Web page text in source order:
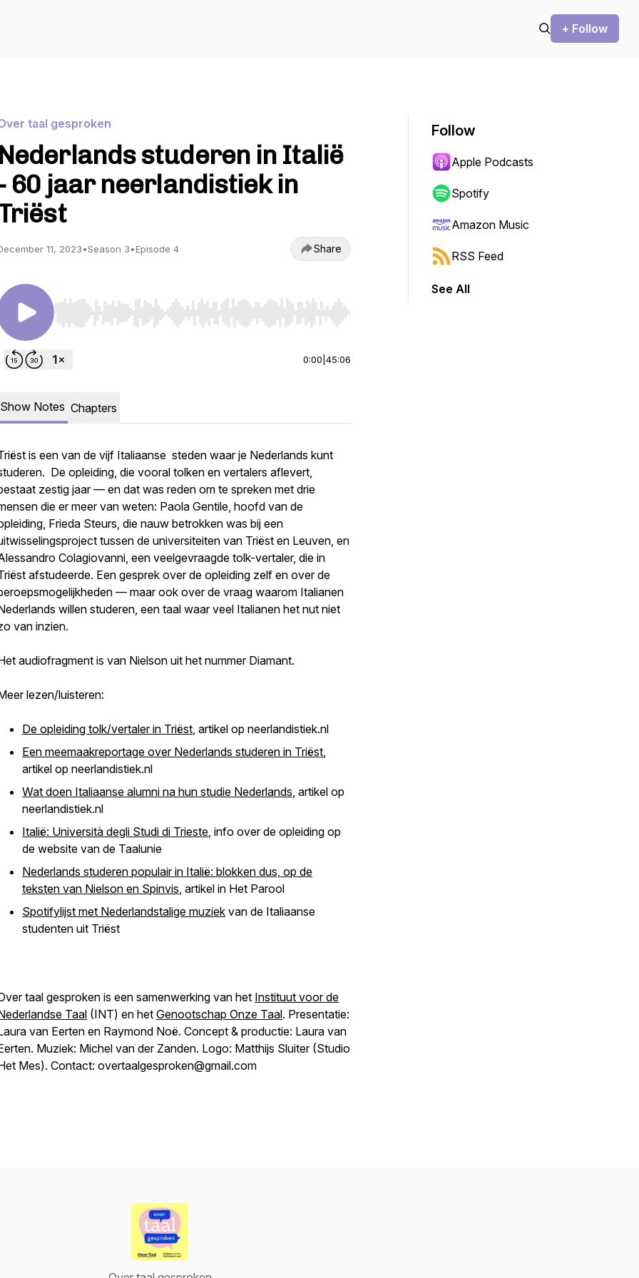
+ Follow
taal gesproken
Nederlands studeren in Italië
60 jaar neerlandistiek in
11, 2023•Season 3•Episode 4 Share
Use Left/Right to seek, Home/End to jump to start or end. Hold shift to jump forward or backward.
0:00 45:06
Show Notes Chapters
is een van de vijf Italiaanse steden waar je Nederlands kunt
De opleiding, die vooral tolken en vertalers aflevert,
zestig jaar — en dat was reden om te spreken met drie
die er meer van weten: Paola Gentile, hoofd van de
Frieda Steurs, die nauw betrokken was bij een
tussen de universiteiten van Triëst en Leuven, en
Colagiovanni, een veelgevraagde tolk-vertaler, die in
afstudeerde. Een gesprek over de opleiding zelf en over de
— maar ook over de vraag waarom Italianen
willen studeren, een taal waar veel Italianen het nut niet
van inzien.
audiofragment is van Nielson uit het nummer Diamant.
lezen/luisteren:
De opleiding tolk/vertaler in Triëst, artikel op neerlandistiek.nl
Een meemaakreportage over Nederlands studeren in Triëst,
artikel op neerlandistiek.nl
Wat doen Italiaanse alumni na hun studie Nederlands, artikel op
neerlandistiek.nl
Italië: Università degli Studi di Trieste, info over de opleiding op
de website van de Taalunie
Nederlands studeren populair in Italië: blokken dus, op de
teksten van Nielson en Spinvis, artikel in Het Parool
Spotifylijst met Nederlandstalige muziek van de Italiaanse
studenten uit Triëst
taal gesproken is een samenwerking van het Instituut voor de
Taal (INT) en het Genootschap Onze Taal. Presentatie:
van Eerten en Raymond Noë. Concept & productie: Laura van
Muziek: Michel van der Zanden. Logo: Matthijs Sluiter (Studio
Mes). Contact: overtaalgesproken@gmail.com
Follow
Apple Podcasts
Spotify
Amazon Music
RSS Feed
See All